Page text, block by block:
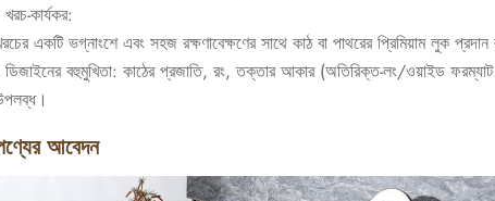
খরচ-কার্যকর:
একটি ভগ্নাংশে এবং সহজ রক্ষণাবেক্ষণের সাথে কাঠ বা পাথরের প্রিমিয়াম লুক
ডিজাইনের বহুমুখিতা: কাঠের প্রজাতি, রং, তক্তার আকার (অতিরিক্ত-লং/ওয়াইড ফরম্যাট
আবেদন